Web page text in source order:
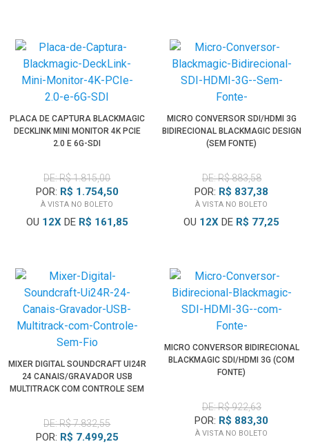
PLACA DE CAPTURA BLACKMAGIC
DECKLINK MINI MONITOR 4K PCIE
2.0 E 6G-SDI
DE: R$ 1.815,00
POR: R$ 1.754,50
À VISTA NO BOLETO
OU 12XDE R$ 161,85
MICRO CONVERSOR SDI/HDMI 3G
BIDIRECIONAL BLACKMAGIC DESIGN
(SEM FONTE)
DE: R$ 883,58
POR: R$ 837,38
À VISTA NO BOLETO
OU 12X DE R$ 77,25
MIXER DIGITAL SOUNDCRAFT UI24R
24 CANAIS/GRAVADOR USB
MULTITRACK COM CONTROLE SEM
DE: R$ 7.832,55
POR: R$ 7.499,25
MICRO CONVERSOR BIDIRECIONAL
BLACKMAGIC SDI/HDMI 3G (COM
FONTE)
DE: R$ 922,63
POR: R$ 883,30
À VISTA NO BOLETO